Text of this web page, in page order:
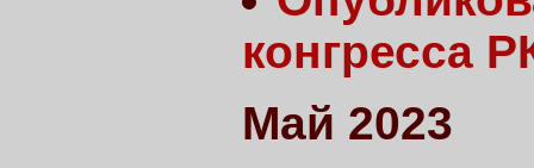
конгресса
Май 2023